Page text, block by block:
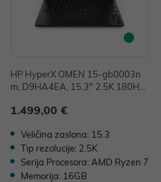
HP HyperX OMEN 15-gb0003n
m, D9HA4EA, 15.3" 2.5K 180Hz,
SSD, FreeDOS, NVIDIA GeForce
1.499,00 €
Veličina zaslona: 15.3
Tip rezolucije: 2.5K
Serija Procesora: AMD Ryzen 7
Memorija: 16GB